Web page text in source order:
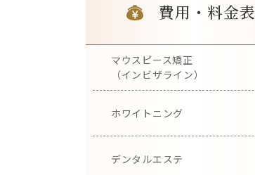
費用・料金表
マウスピース矯正
（インビザライン）
ホワイトニング
デンタルエステ